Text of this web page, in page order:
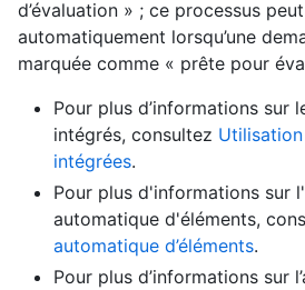
d’évaluation » ; ce processus
automatiquement lorsqu’une
marquée comme « prête pour
Pour plus d’informations sur
intégrés, consultez
intégrées.
Pour plus d'informations sur
automatique d'éléments,
automatique d’éléments.
Pour plus d’informations sur